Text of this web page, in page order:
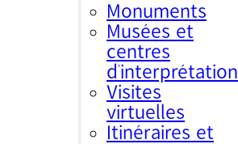
Monuments
Musées et
centres
d’interprétation
Visites
virtuelles
Itinéraires et